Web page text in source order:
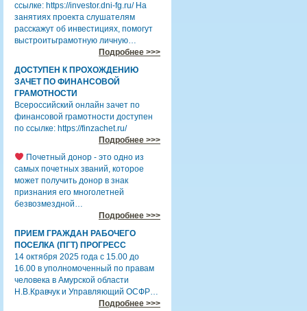
ссылке: https://investor.dni-fg.ru/ На
занятиях проекта слушателям
расскажут об инвестициях, помогут
выстроитьграмотную личную…
Подробнее >>>
ДОСТУПЕН К ПРОХОЖДЕНИЮ
ЗАЧЕТ ПО ФИНАНСОВОЙ
ГРАМОТНОСТИ
Всероссийский онлайн зачет по
финансовой грамотности доступен
по ссылке: https://finzachet.ru/
Подробнее >>>
Почетный донор - это одно из
самых почетных званий, которое
может получить донор в знак
признания его многолетней
безвозмездной…
Подробнее >>>
ПРИЕМ ГРАЖДАН РАБОЧЕГО
ПОСЕЛКА (ПГТ) ПРОГРЕСС
14 октября 2025 года с 15.00 до
16.00 в уполномоченный по правам
человека в Амурской области
Н.В.Кравчук и Управляющий ОСФР…
Подробнее >>>